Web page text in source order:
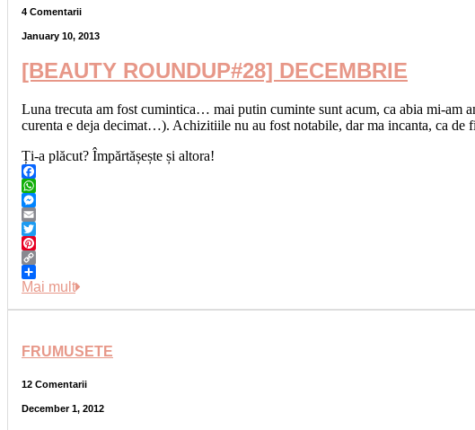
4 Comentarii
January 10, 2013
[BEAUTY ROUNDUP#28] DECEMBRIE
Luna trecuta am fost cumintica… mai putin cuminte sunt acum, ca abia mi-am
curenta e deja decimat…). Achizitiile nu au fost notabile, dar ma incanta, ca de
Ți-a plăcut? Împărtășește și altora!
Facebook
WhatsApp
Messenger
Email
Twitter
Pinterest
Copy
Link
Share
Mai mult
FRUMUSETE
12 Comentarii
December 1, 2012